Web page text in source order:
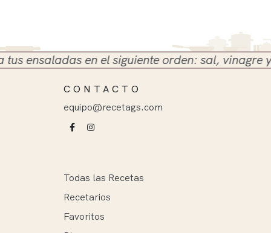
en el siguiente orden: sal, vinagre y
CONTACTO
equipo@recetags.com
Todas las Recetas
Recetarios
Favoritos